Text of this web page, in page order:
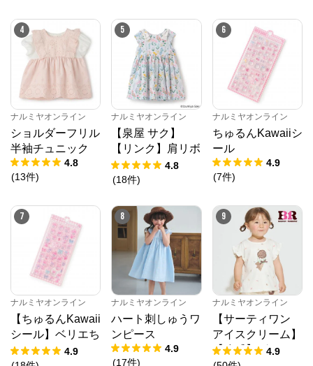
4
ナルミヤオンライン
ショルダーフリル
半袖チュニック
4.8
(13件)
5
ナルミヤオンライン
【泉屋 サク】
【リンク】肩リボ
ンフラワーキャッ
トワンピース
4.8
(18件)
6
ナルミヤオンライン
ちゅるんKawaiiシ
ール
4.9
(7件)
7
ナルミヤオンライン
【ちゅるんKawaii
シール】ベリエち
ゃん
4.9
8
ナルミヤオンライン
ハート刺しゅうワ
ンピース
4.9
(17件)
9
ナルミヤオンライン
【サーティワン
アイスクリーム】
【冷感】グラフィ
4.9
ナルミヤオンライン